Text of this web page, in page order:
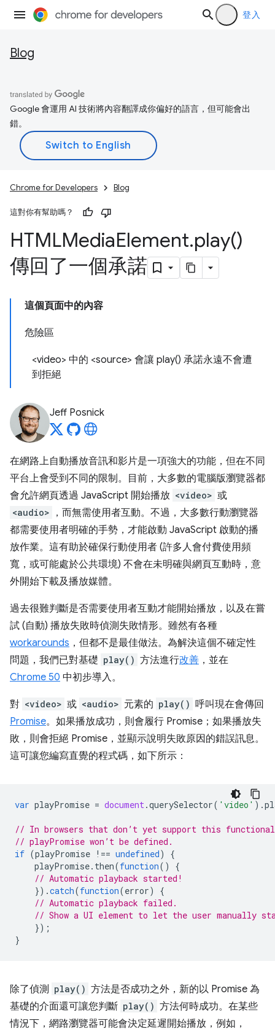
登入
Blog
Google 會運用 AI 技術將內容翻譯成你偏好的語言，但可能會出
錯。
Chrome for Developers Blog
這對你有幫助嗎？
HTMLMediaElement.play()
傳回了一個承諾
這個頁面中的內容
危險區
<video> 中的 <source> 會讓 play() 承諾永遠不會遭
到拒絕
Jeff Posnick
在網路上自動播放音訊和影片是一項強大的功能，但在不同
平台上會受到不同的限制。目前，大多數的電腦版瀏覽器都
會允許網頁透過 JavaScript 開始播放 <video> 或
<audio>
，而無需使用者互動。不過，大多數行動瀏覽器
都需要使用者明確的手勢，才能啟動 JavaScript 啟動的播
放作業。這有助於確保行動使用者 (許多人會付費使用頻
寬，或可能處於公共環境) 不會在未明確與網頁互動時，意
外開始下載及播放媒體。
過去很難判斷是否需要使用者互動才能開始播放，以及在嘗
試 (自動) 播放失敗時偵測失敗情形。雖然有各種
workarounds ，但都不是最佳做法。為解決這個不確定性
問題，我們已對基礎 play() 方法進行改善 ，並在
Chrome 50 中初步導入。
對 <video> 或 <audio> 元素的 play() 呼叫現在會傳回
Promise。如果播放成功，則會履行 Promise；如果播放失
敗，則會拒絕 Promise，並顯示說明失敗原因的錯誤訊息。
這可讓您編寫直覺的程式碼，如下所示：
var playPromise = document.querySelector( 'video' ).
// In browsers that don’t yet support this
// playPromise won’t be defined.
if (playPromise !== undefined)
{
playPromise. then(function()
{
// Automatic playback started!
}).catch(function(error)
{
// Automatic playback failed.
// Show a UI element to let the user manually
});
}
除了偵測 play() 方法是否成功之外，新的以 Promise 為
基礎的介面還可讓您判斷 play() 方法何時成功。在某些
情況下，網路瀏覽器可能會決定延遲開始播放，例如，